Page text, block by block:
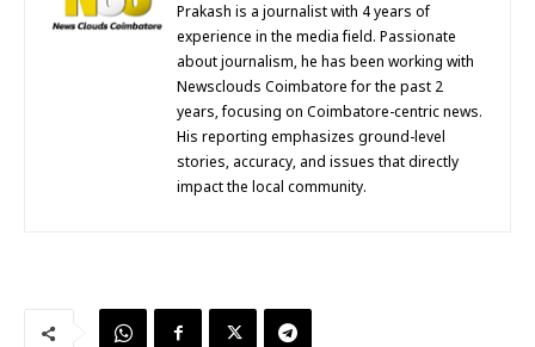
Prakash is a journalist with 4 years of
experience in the media field. Passionate
about journalism, he has been working with
Newsclouds Coimbatore for the past 2
years, focusing on Coimbatore-centric news.
His reporting emphasizes ground-level
stories, accuracy, and issues that directly
impact the local community.